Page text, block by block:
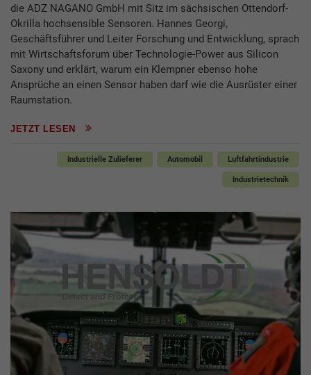
die ADZ NAGANO GmbH mit Sitz im sächsischen Ottendorf-
Okrilla hochsensible Sensoren. Hannes Georgi,
Geschäftsführer und Leiter Forschung und Entwicklung, sprach
mit Wirtschaftsforum über Technologie-Power aus Silicon
Saxony und erklärt, warum ein Klempner ebenso hohe
Ansprüche an einen Sensor haben darf wie die Ausrüster einer
Raumstation.
JETZT LESEN
Industrielle Zulieferer Automobil Luftfahrtindustrie
Industrietechnik